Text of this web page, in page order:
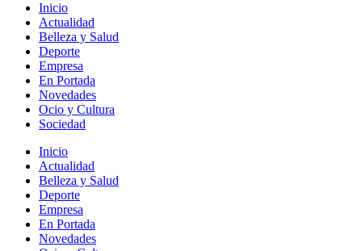
Inicio
Actualidad
Belleza y Salud
Deporte
Empresa
En Portada
Novedades
Ocio y Cultura
Sociedad
Inicio
Actualidad
Belleza y Salud
Deporte
Empresa
En Portada
Novedades